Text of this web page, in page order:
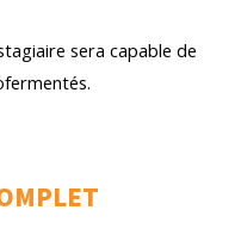
sera capable de